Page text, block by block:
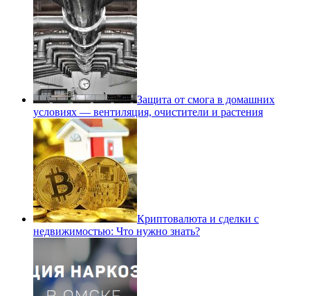
Защита от смога в домашних
условиях — вентиляция, очистители и растения
Криптовалюта и сделки с
недвижимостью: Что нужно знать?